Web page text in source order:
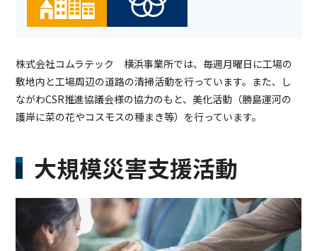
株式会社コムラテック 横浜事業所では、毎週月曜日に工場の
敷地内と工場周辺の道路の清掃活動を行っています。また、し
ながわCSR推進協議会様の協力のもと、美化活動（勝島運河の
護岸に菜の花やコスモスの種まき等）を行っています。
大規模災害支援活動